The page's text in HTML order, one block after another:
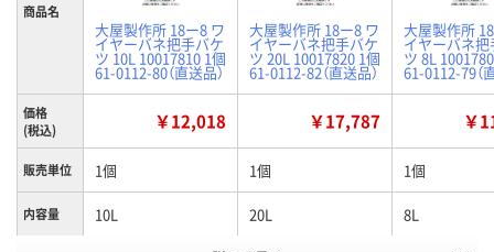
商品名
大屋製作所 18ー8 ワ
イヤーバネ把手バケ
ツ 10L 10017810 1個
61-0112-80（直送品）
大屋製作所 18ー8 ワ
イヤーバネ把手バケ
ツ 20L 10017820 1個
61-0112-82（直送品）
大屋製作所
イヤーバネ
ツ 8L
61-0112-79（
価格
(税込)
￥12,018 ￥17,787 ￥
販売単位 1個 1個 1個
内容量 10L 20L 8L